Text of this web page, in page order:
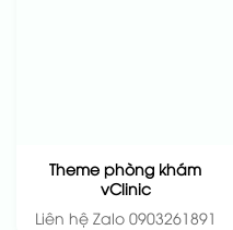
Theme phòng khám
vClinic
Liên hệ Zalo 0903261891